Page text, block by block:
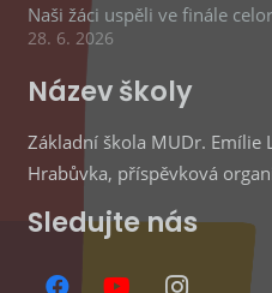
Naši žáci uspěli ve finále
28. 6. 2026
Název školy
Základní škola MUDr. Emílie
Hrabůvka, příspěvková
Sledujte nás